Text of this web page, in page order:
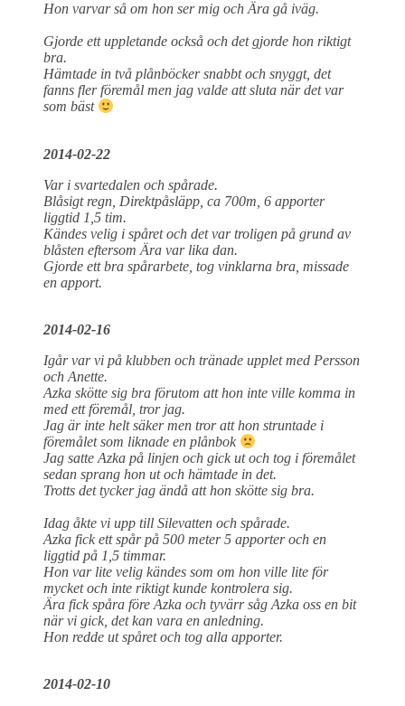
Hon varvar så om hon ser mig och Ära gå iväg.
Gjorde ett uppletande också och det gjorde hon riktigt
bra.
Hämtade in två plånböcker snabbt och snyggt, det
fanns fler föremål men jag valde att sluta när det var
som bäst
2014-02-22
Var i svartedalen och spårade.
Blåsigt regn, Direktpåsläpp, ca 700m, 6 apporter
liggtid 1,5 tim.
Kändes velig i spåret och det var troligen på grund av
blåsten eftersom Ära var lika dan.
Gjorde ett bra spårarbete, tog vinklarna bra, missade
en apport.
2014-02-16
Igår var vi på klubben och tränade upplet med Persson
och Anette.
Azka skötte sig bra förutom att hon inte ville komma in
med ett föremål, tror jag.
Jag är inte helt säker men tror att hon struntade i
föremålet som liknade en plånbok
Jag satte Azka på linjen och gick ut och tog i föremålet
sedan sprang hon ut och hämtade in det.
Trotts det tycker jag ändå att hon skötte sig bra.
Idag åkte vi upp till Silevatten och spårade.
Azka fick ett spår på 500 meter 5 apporter och en
liggtid på 1,5 timmar.
Hon var lite velig kändes som om hon ville lite för
mycket och inte riktigt kunde kontrolera sig.
Ära fick spåra före Azka och tyvärr såg Azka oss en bit
när vi gick, det kan vara en anledning.
Hon redde ut spåret och tog alla apporter.
2014-02-10